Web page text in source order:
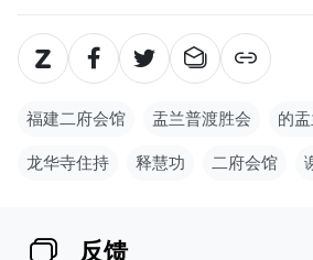
福建二府会馆 盂兰普渡胜会 的
龙华寺住持 释慧功 二府会馆
反馈